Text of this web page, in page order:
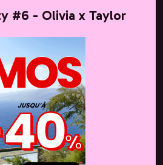
#6 - Olivia x Taylor